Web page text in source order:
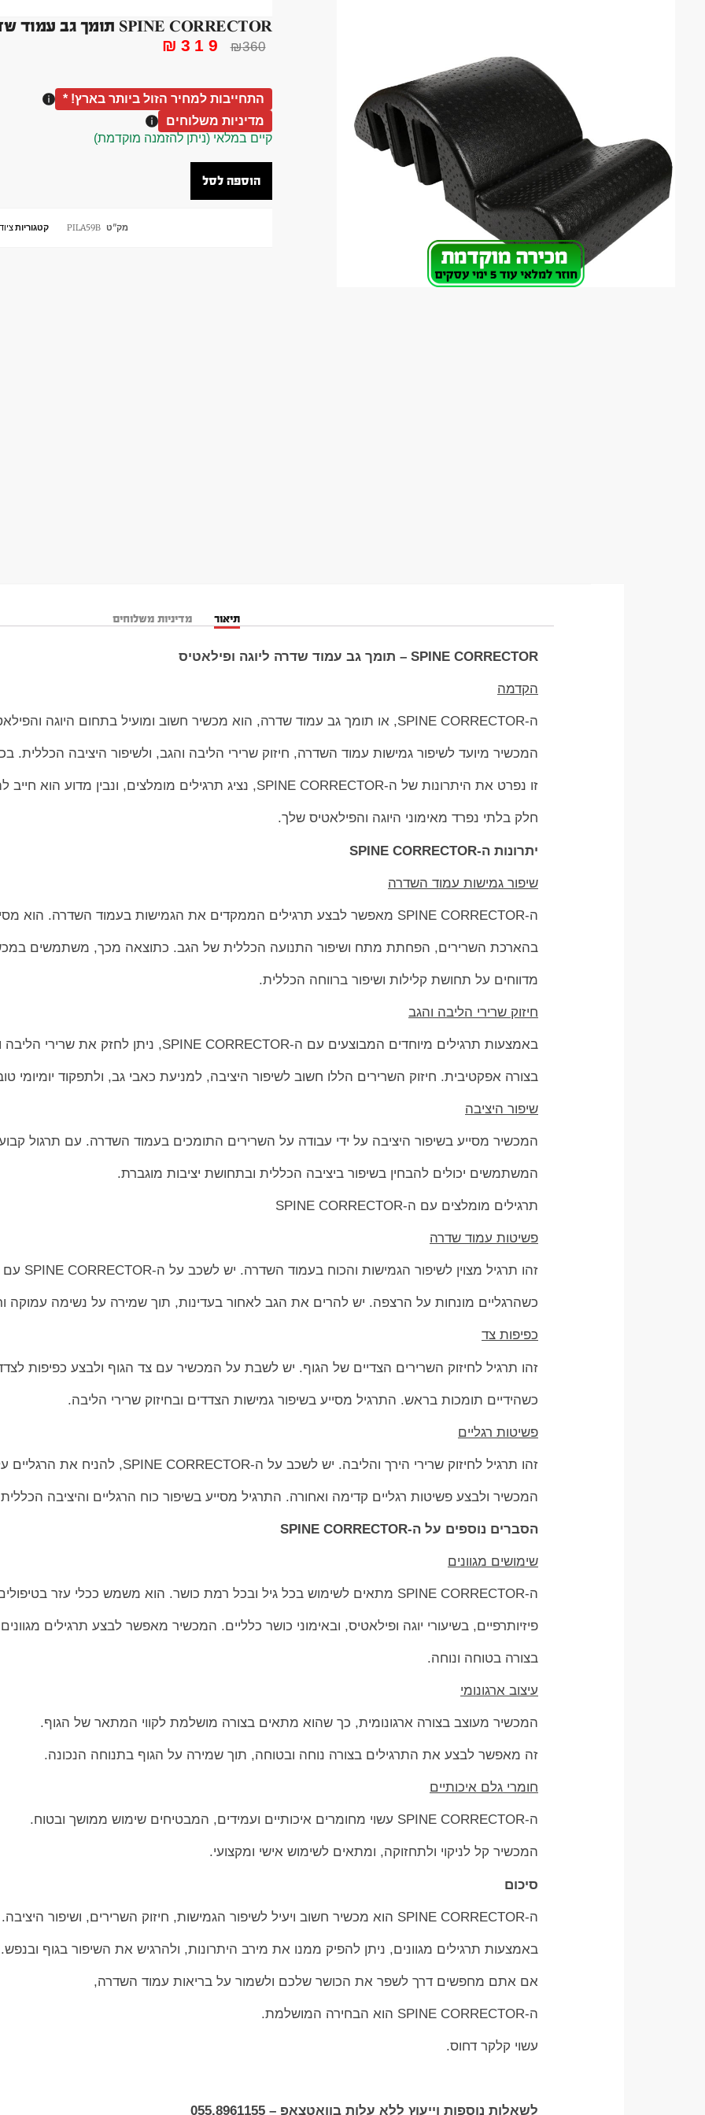
SPINE CORRECTOR תומך גב עמוד שדרה יוגה פילאטיס שחור
₪360
₪ 319
התחייבות למחיר הזול ביותר בארץ! *
מדיניות משלוחים
קיים במלאי (ניתן להזמנה מוקדמת)
הוספה לסל
מק"ט PILA59B קטגוריות
תיאור מדיניות משלוחים
SPINE CORRECTOR – תומך גב עמוד שדרה ליוגה ופילאטיס
הקדמה
ה-SPINE CORRECTOR, או תומך גב עמוד שדרה, הוא מכשיר חשוב ומועיל בתחום היוגה והפילאטיס.
המכשיר מיועד לשיפור גמישות עמוד השדרה, חיזוק שרירי הליבה והגב, ולשיפור היציבה הכללית.
זו נפרט את היתרונות של ה-SPINE CORRECTOR, נציג תרגילים מומלצים, ונבין מדוע הוא חייב להיות
חלק בלתי נפרד מאימוני היוגה והפילאטיס שלך.
יתרונות ה-SPINE CORRECTOR
שיפור גמישות עמוד השדרה
ה-SPINE CORRECTOR מאפשר לבצע תרגילים הממקדים את הגמישות בעמוד השדרה. הוא מסייע
בהארכת השרירים, הפחתת מתח ושיפור התנועה הכללית של הגב. כתוצאה מכך, משתמשים
מדווחים על תחושת קלילות ושיפור ברווחה הכללית.
חיזוק שרירי הליבה והגב
באמצעות תרגילים מיוחדים המבוצעים עם ה-SPINE CORRECTOR, ניתן לחזק את שרירי הליבה והגב
בצורה אפקטיבית. חיזוק השרירים הללו חשוב לשיפור היציבה, למניעת כאבי גב, ולתפקוד יומיומי
שיפור היציבה
המכשיר מסייע בשיפור היציבה על ידי עבודה על השרירים התומכים בעמוד השדרה. עם תרגול
המשתמשים יכולים להבחין בשיפור ביציבה הכללית ובתחושת יציבות מוגברת.
תרגילים מומלצים עם ה-SPINE CORRECTOR
פשיטות עמוד שדרה
זהו תרגיל מצוין לשיפור הגמישות והכוח בעמוד השדרה. יש לשכב על ה-SPINE CORRECTOR עם הגב,
כשהרגליים מונחות על הרצפה. יש להרים את הגב לאחור בעדינות, תוך שמירה על נשימה עמוקה
כפיפות צד
זהו תרגיל לחיזוק השרירים הצדיים של הגוף. יש לשבת על המכשיר עם צד הגוף ולבצע כפיפות
כשהידיים תומכות בראש. התרגיל מסייע בשיפור גמישות הצדדים ובחיזוק שרירי הליבה.
פשיטות רגליים
זהו תרגיל לחיזוק שרירי הירך והליבה. יש לשכב על ה-SPINE CORRECTOR, להניח את הרגליים על
המכשיר ולבצע פשיטות רגליים קדימה ואחורה. התרגיל מסייע בשיפור כוח הרגליים והיציבה
הסברים נוספים על ה-SPINE CORRECTOR
שימושים מגוונים
ה-SPINE CORRECTOR מתאים לשימוש בכל גיל ובכל רמת כושר. הוא משמש ככלי עזר בטיפולים
פיזיותרפיים, בשיעורי יוגה ופילאטיס, ובאימוני כושר כלליים. המכשיר מאפשר לבצע תרגילים מגוונים
בצורה בטוחה ונוחה.
עיצוב ארגונומי
המכשיר מעוצב בצורה ארגונומית, כך שהוא מתאים בצורה מושלמת לקווי המתאר של הגוף.
זה מאפשר לבצע את התרגילים בצורה נוחה ובטוחה, תוך שמירה על הגוף בתנוחה הנכונה.
חומרי גלם איכותיים
ה-SPINE CORRECTOR עשוי מחומרים איכותיים ועמידים, המבטיחים שימוש ממושך ובטוח.
המכשיר קל לניקוי ולתחזוקה, ומתאים לשימוש אישי ומקצועי.
סיכום
ה-SPINE CORRECTOR הוא מכשיר חשוב ויעיל לשיפור הגמישות, חיזוק השרירים, ושיפור היציבה.
באמצעות תרגילים מגוונים, ניתן להפיק ממנו את מירב היתרונות, ולהרגיש את השיפור בגוף ובנפש.
אם אתם מחפשים דרך לשפר את הכושר שלכם ולשמור על בריאות עמוד השדרה,
ה-SPINE CORRECTOR הוא הבחירה המושלמת.
עשוי קלקר דחוס.
לשאלות נוספות וייעוץ ללא עלות בוואטצאפ – 055.8961155